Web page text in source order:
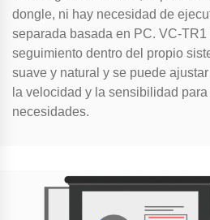
dongle, ni hay necesidad de
separada basada en PC. VC-TR1
seguimiento dentro del propio
suave y natural y se puede
la velocidad y la sensibilidad
necesidades.